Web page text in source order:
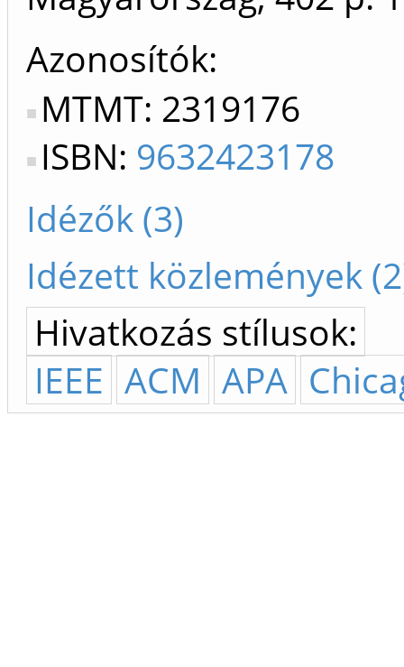
Azonosítók
MTMT: 2319176
ISBN: 9632423178
Idézők (3)
Idézett közlemények
Hivatkozás stílusok:
IEEE ACM APA